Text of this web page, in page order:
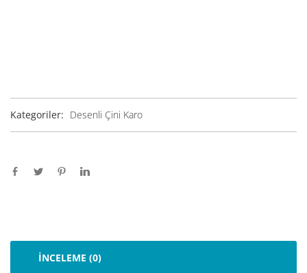
Kategoriler: Desenli Çini Karo
İNCELEME (0)